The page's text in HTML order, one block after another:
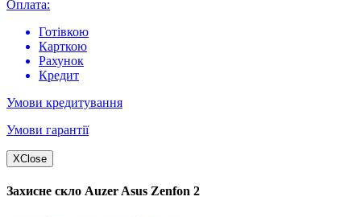
Оплата:
Готівкою
Карткою
Рахунок
Кредит
Умови кредитування
Умови гарантії
XClose
Захисне скло Auzer Asus Zenfon 2